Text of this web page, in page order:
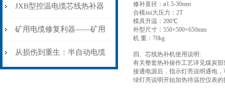
步作业法
山电力动脉的“智能外科医
生”
JXB型控温电缆芯线热补器
安装与接线：精准修复的工
艺基石
矿用电缆修复利器——矿用
电缆热补机智能控温，安全
从损伤到重生：半自动电缆
修补直径：ø1.5-30mm
合模zui大压力：2T
模具升温：200℃
外型尺寸：550×500×650mm
机 重：70kg
四、芯线热补机使用说明:
有关整套热补操作工艺详见煤炭
接通电源后，指示灯亮说明通电
绿灯亮说明开始加热待温控仪表